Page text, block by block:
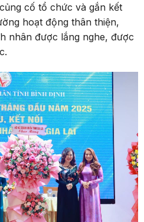
cố tổ chức và gắn kết
hoạt động thân thiện,
nhân được lắng nghe, được